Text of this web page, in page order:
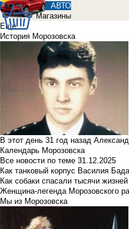
АВТО
Магазины
Еще
История Морозовска
В этот день 31 год назад
Календарь Морозовска
Все новости по теме 31.12.2025
Как танковый корпус Василия
Как собаки спасали тысячи
Женщина-легенда Морозовского
Мы из Морозовска